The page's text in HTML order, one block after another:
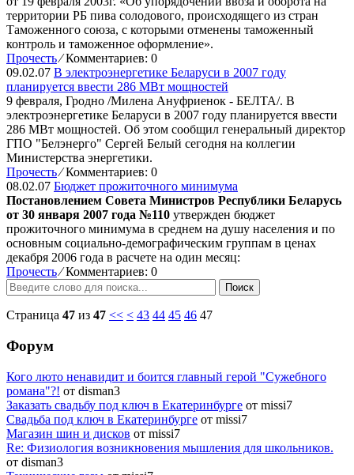
территории РБ пива солодового, происходящего из стран
Таможенного союза, с которыми отменены таможенный
контроль и таможенное оформление».
Прочесть ⁄Комментариев: 0
09.02.07 В электроэнергетике Беларуси в 2007 году
планируется ввести 286 МВт мощностей
9 февраля, Гродно /Милена Ануфриенок - БЕЛТА/. В
электроэнергетике Беларуси в 2007 году планируется ввести
286 МВт мощностей. Об этом сообщил генеральный директор
ГПО "Белэнерго" Сергей Белый сегодня на коллегии
Министерства энергетики.
Прочесть ⁄Комментариев: 0
08.02.07 Бюджет прожиточного минимума
Постановлением Совета Министров Республики Беларусь
от 30 января 2007 года №110 утвержден бюджет
прожиточного минимума в среднем на душу населения и по
основным социально-демографическим группам в ценах
декабря 2006 года в расчете на один месяц:
Прочесть ⁄Комментариев: 0
Поиск
Страница 47 из 47 << < 43 44 45 46 47
Форум
Кого люто ненавидит и боится главный герой "Сужебного
романа"?! от disman3
Заказать свадьбу под ключ в Екатеринбурге от missi7
Cвадьба под ключ в Екатеринбурге от missi7
Магазин шин и дисков от missi7
Re: Физиология возникновения мышления для школьников.
от disman3